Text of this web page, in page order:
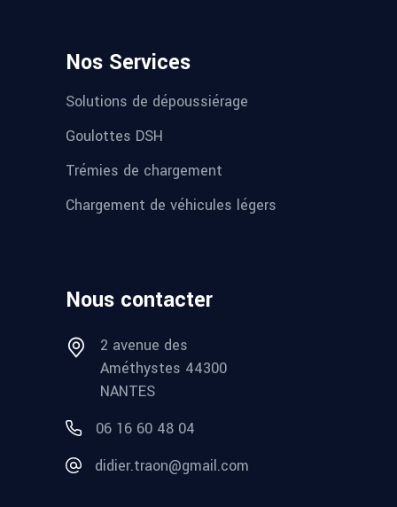
Nos Services
Solutions de dépoussiérage
Goulottes DSH
Trémies de chargement
Chargement de véhicules légers
Nous contacter
2 avenue des
Améthystes 44300
NANTES
06 16 60 48 04
didier.traon@gmail.com